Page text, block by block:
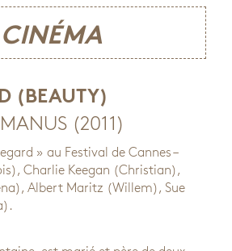
CINÉMA
(BEAUTY)
(2011)
» au Festival de Cannes –
Charlie Keegan (Christian),
Albert Maritz (Willem), Sue